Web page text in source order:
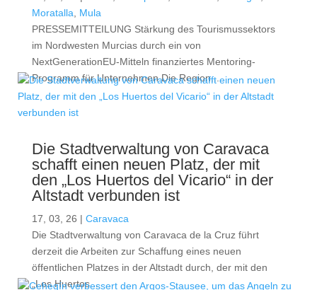
Moratalla
Mula
PRESSEMITTEILUNG Stärkung des Tourismussektors
im Nordwesten Murcias durch ein von
NextGenerationEU-Mitteln finanziertes Mentoring-
Programm für Unternehmen Die Region...
Die Stadtverwaltung von Caravaca
schafft einen neuen Platz, der mit
den „Los Huertos del Vicario“ in der
Altstadt verbunden ist
17, 03, 26 | Caravaca
Die Stadtverwaltung von Caravaca de la Cruz führt
derzeit die Arbeiten zur Schaffung eines neuen
öffentlichen Platzes in der Altstadt durch, der mit den
„Los Huertos...